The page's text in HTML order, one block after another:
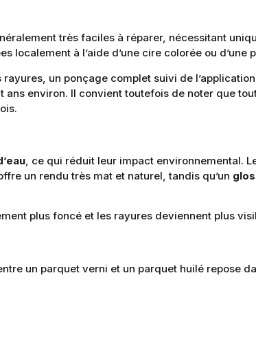
très faciles à réparer, nécessitant
localement à l’aide d’une cire colorée ou
un ponçage complet suivi de
ans environ. Il convient toutefois de noter que
, ce qui réduit leur impact environnemental.
un rendu très mat et naturel, tandis qu’un
plus foncé et les rayures deviennent plus
un parquet verni et un parquet huilé repose